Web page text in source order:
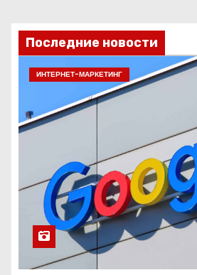
Последние новости
ИНТЕРНЕТ-МАРКЕТИНГ